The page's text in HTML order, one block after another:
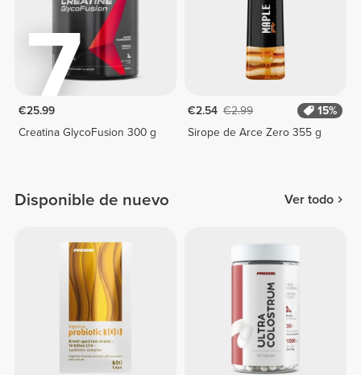
7
€25.99
Creatina GlycoFusion 300 g
€2.54 €2.99
15%
Sirope de Arce Zero 355 g
Disponible de nuevo Ver todo